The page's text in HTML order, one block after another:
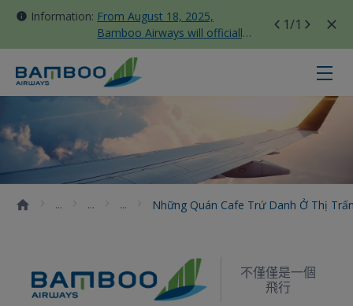
Information: From August 18, 2025,
Bamboo Airways will officially
move all domestic flights to
Tan Son Nhat Terminal T3
1/1
Những quán cafe trứ danh ở thị
Những Quán Cafe Trứ Danh Ở Thị
不僅僅是一個
飛行